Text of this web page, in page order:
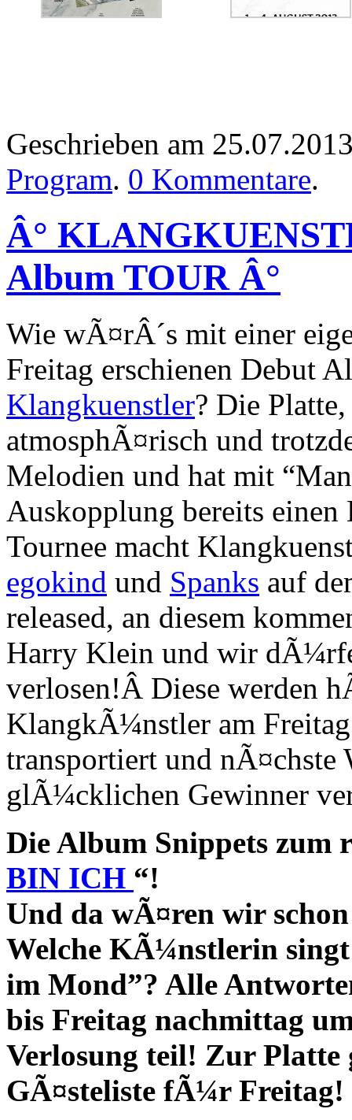
Geschrieben am
Program. 0 Kommentare.
Â°
Album TOUR Â°
Wie wÃ¤rÂ´s mit einer
Freitag erschienen Debut
Klangkuenstler? Die
atmosphÃ¤risch und
Melodien und hat mit
Auskopplung bereits
Tournee macht
egokind und Spanks auf
released, an diesem
Harry Klein und wir
verlosen!Â Diese werden
KlangkÃ¼nstler am
transportiert und nÃ¤chste
glÃ¼cklichen Gewinner
Die Album Snippets zum
BIN ICH “!
Und da wÃ¤ren wir
Welche KÃ¼nstlerin
im Mond”? Alle
bis Freitag nachmittag
Verlosung teil! Zur Platte
GÃ¤steliste fÃ¼r Freitag!